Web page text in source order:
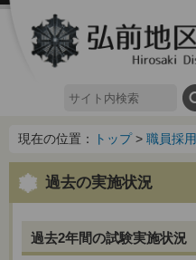
現在の位置： トップ> 職員採用
過去の実施状況
過去2年間の試験実施状況